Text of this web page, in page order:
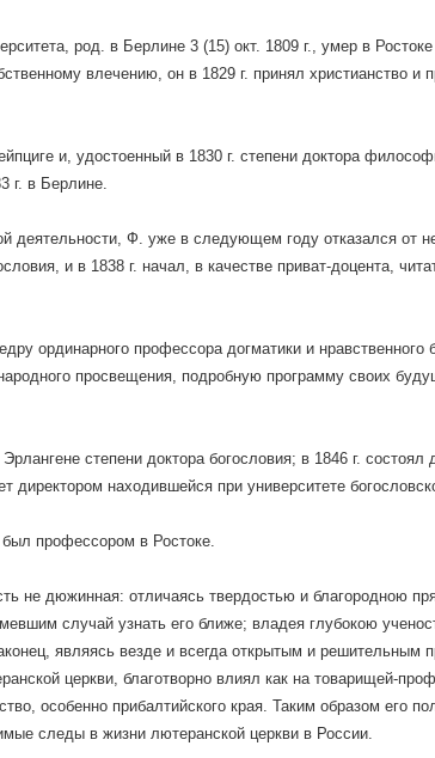
род. в Берлине 3 (15) окт. 1809 г., умер в Ростоке
влечению, он в 1829 г. принял христианство и
и, удостоенный в 1830 г. степени доктора
г. в Берлине.
деятельности, Ф. уже в следующем году отказался от
и в 1838 г. начал, в качестве приват-доцента,
ординарного профессора догматики и нравственного
просвещения, подробную программу своих
степени доктора богословия; в 1846 г. состоял
директором находившейся при университете
был профессором в Ростоке.
не дюжинная: отличаясь твердостью и благородною
случай узнать его ближе; владея глубокою
являясь везде и всегда открытым и решительным
церкви, благотворно влиял как на товарищей-
особенно прибалтийского края. Таким образом его
следы в жизни лютеранской церкви в России.